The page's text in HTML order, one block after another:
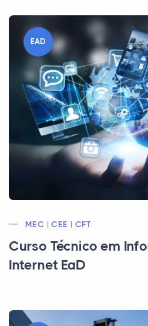
EAD
MEC | CEE | CFT
Curso Técnico em
Internet EaD